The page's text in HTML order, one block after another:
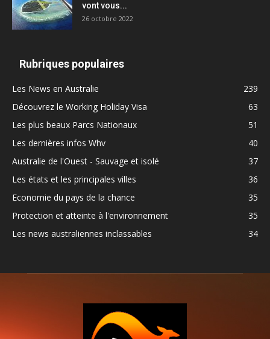
vont vous...
26 octobre 2022
Rubriques populaires
Les News en Australie
239
Découvrez le Working Holiday Visa
63
Les plus beaux Parcs Nationaux
51
Les dernières infos Whv
40
Australie de l'Ouest - Sauvage et isolé
37
Les états et les principales villes
36
Economie du pays de la chance
35
Protection et atteinte à l'environnement
35
Les news australiennes inclassables
34